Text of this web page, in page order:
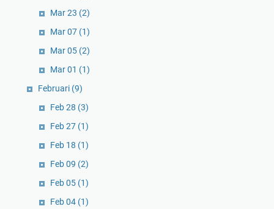
Mar 23 (2)
Mar 07 (1)
Mar 05 (2)
Mar 01 (1)
Februari (9)
Feb 28 (3)
Feb 27 (1)
Feb 18 (1)
Feb 09 (2)
Feb 05 (1)
Feb 04 (1)